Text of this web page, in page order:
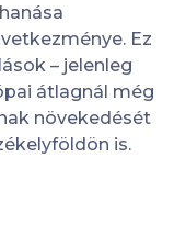
Ez
– jelenleg
átlagnál még
növekedését
is.